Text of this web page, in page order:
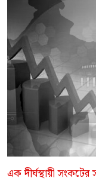
এক দীর্ঘস্থায়ী